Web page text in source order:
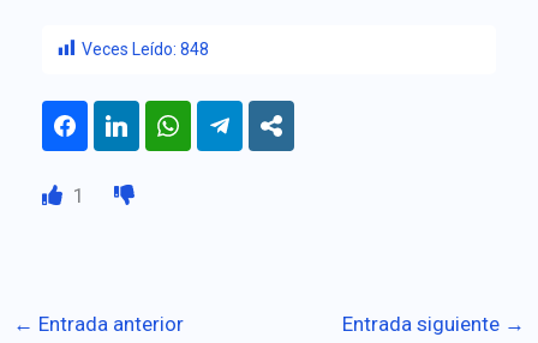
Veces Leído: 848
1
← Entrada anterior Entrada siguiente →